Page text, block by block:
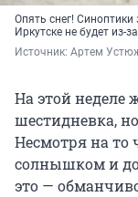
Опять снег!
Иркутске не будет из-
Источник: Артем
На этой неделе
шестидневка,
Несмотря на то
солнышком и
это —